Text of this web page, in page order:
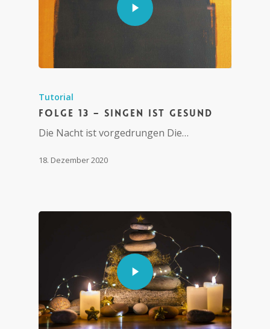
Tutorial
Folge 13 – Singen ist gesund
Die Nacht ist vorgedrungen Die…
18. Dezember 2020